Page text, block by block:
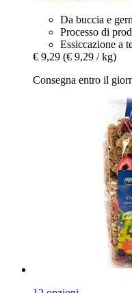
Da buccia e
Processo di
Essiccazione a
€ 9,29 (€ 9,29 / kg)
Consegna entro il